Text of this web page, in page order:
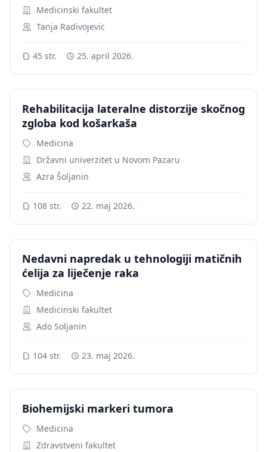
Medicinski fakultet
Tanja Radivojevic
45 str. 25. april 2026.
Rehabilitacija lateralne distorzije skočnog
zgloba kod košarkaša
Medicina
Državni univerzitet u Novom Pazaru
Azra Šoljanin
108 str. 22. maj 2026.
Nedavni napredak u tehnologiji matičnih
ćelija za liječenje raka
Medicina
Medicinski fakultet
Ado Soljanin
104 str. 23. maj 2026.
Biohemijski markeri tumora
Medicina
Zdravstveni fakultet